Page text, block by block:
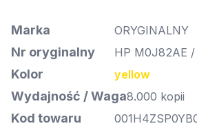
Marka ORYGINALNY
Nr oryginalny HP M0J82AE /
Kolor yellow
Wydajność / Waga8.000 kopii
Kod towaru